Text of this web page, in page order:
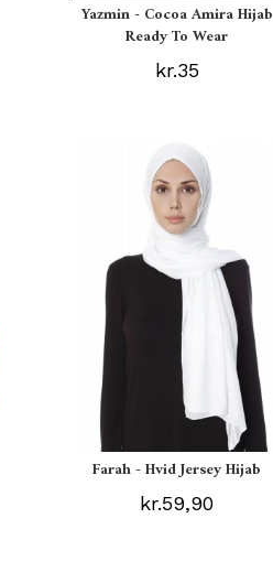
Yazmin - Cocoa Amira Hijab
Ready To Wear
kr.35
Farah - Hvid Jersey Hijab
kr.59,90